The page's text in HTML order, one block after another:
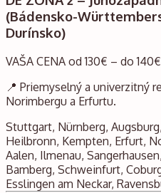
(Bádensko-
Durínsko)
VAŠA CENA od 130€ – do 140€
📍 Priemyselný a univerzitný
Norimbergu a Erfurtu.
Stuttgart, Nürnberg,
Heilbronn, Kempten, Erfurt,
Aalen, Ilmenau,
Bamberg, Schweinfurt,
Esslingen am Neckar,